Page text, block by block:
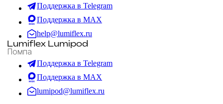
Поддержка в Telegram
Поддержка в MAX
help@lumiflex.ru
Lumiflex Lumipod
Помпа
Поддержка в Telegram
Поддержка в MAX
lumipod@lumiflex.ru